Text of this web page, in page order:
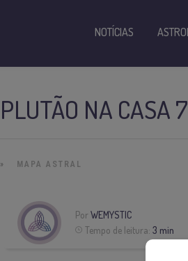
PLUTÃO NA CASA
» MAPA ASTRAL
PorWEMYSTIC
Tempo de leitura:3 min
NOTÍCIAS